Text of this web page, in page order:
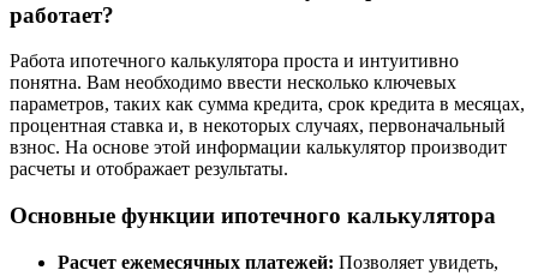
работает?
Работа ипотечного калькулятора проста и интуитивно
понятна. Вам необходимо ввести несколько ключевых
параметров, таких как сумма кредита, срок кредита в месяцах,
процентная ставка и, в некоторых случаях, первоначальный
взнос. На основе этой информации калькулятор производит
расчеты и отображает результаты.
Основные функции ипотечного калькулятора
Расчет ежемесячных платежей: Позволяет увидеть,